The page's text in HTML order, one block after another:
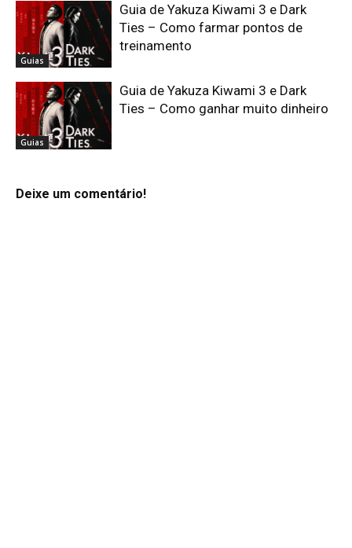
Guias
Guia de Yakuza Kiwami 3 e Dark
Ties – Como farmar pontos de
treinamento
Guias
Guia de Yakuza Kiwami 3 e Dark
Ties – Como ganhar muito dinheiro
Deixe um comentário!